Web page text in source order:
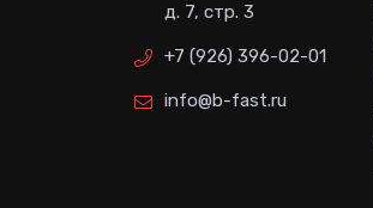
д. 7, стр. 3
+7 (926) 396-02-01
info@b-fast.ru